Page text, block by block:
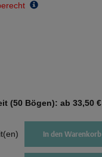
(50 Bögen): ab 33,50 €
In den Warenkorb